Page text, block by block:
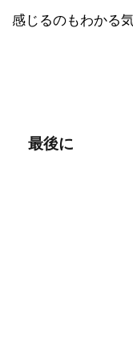
感じるのもわかる
最後に